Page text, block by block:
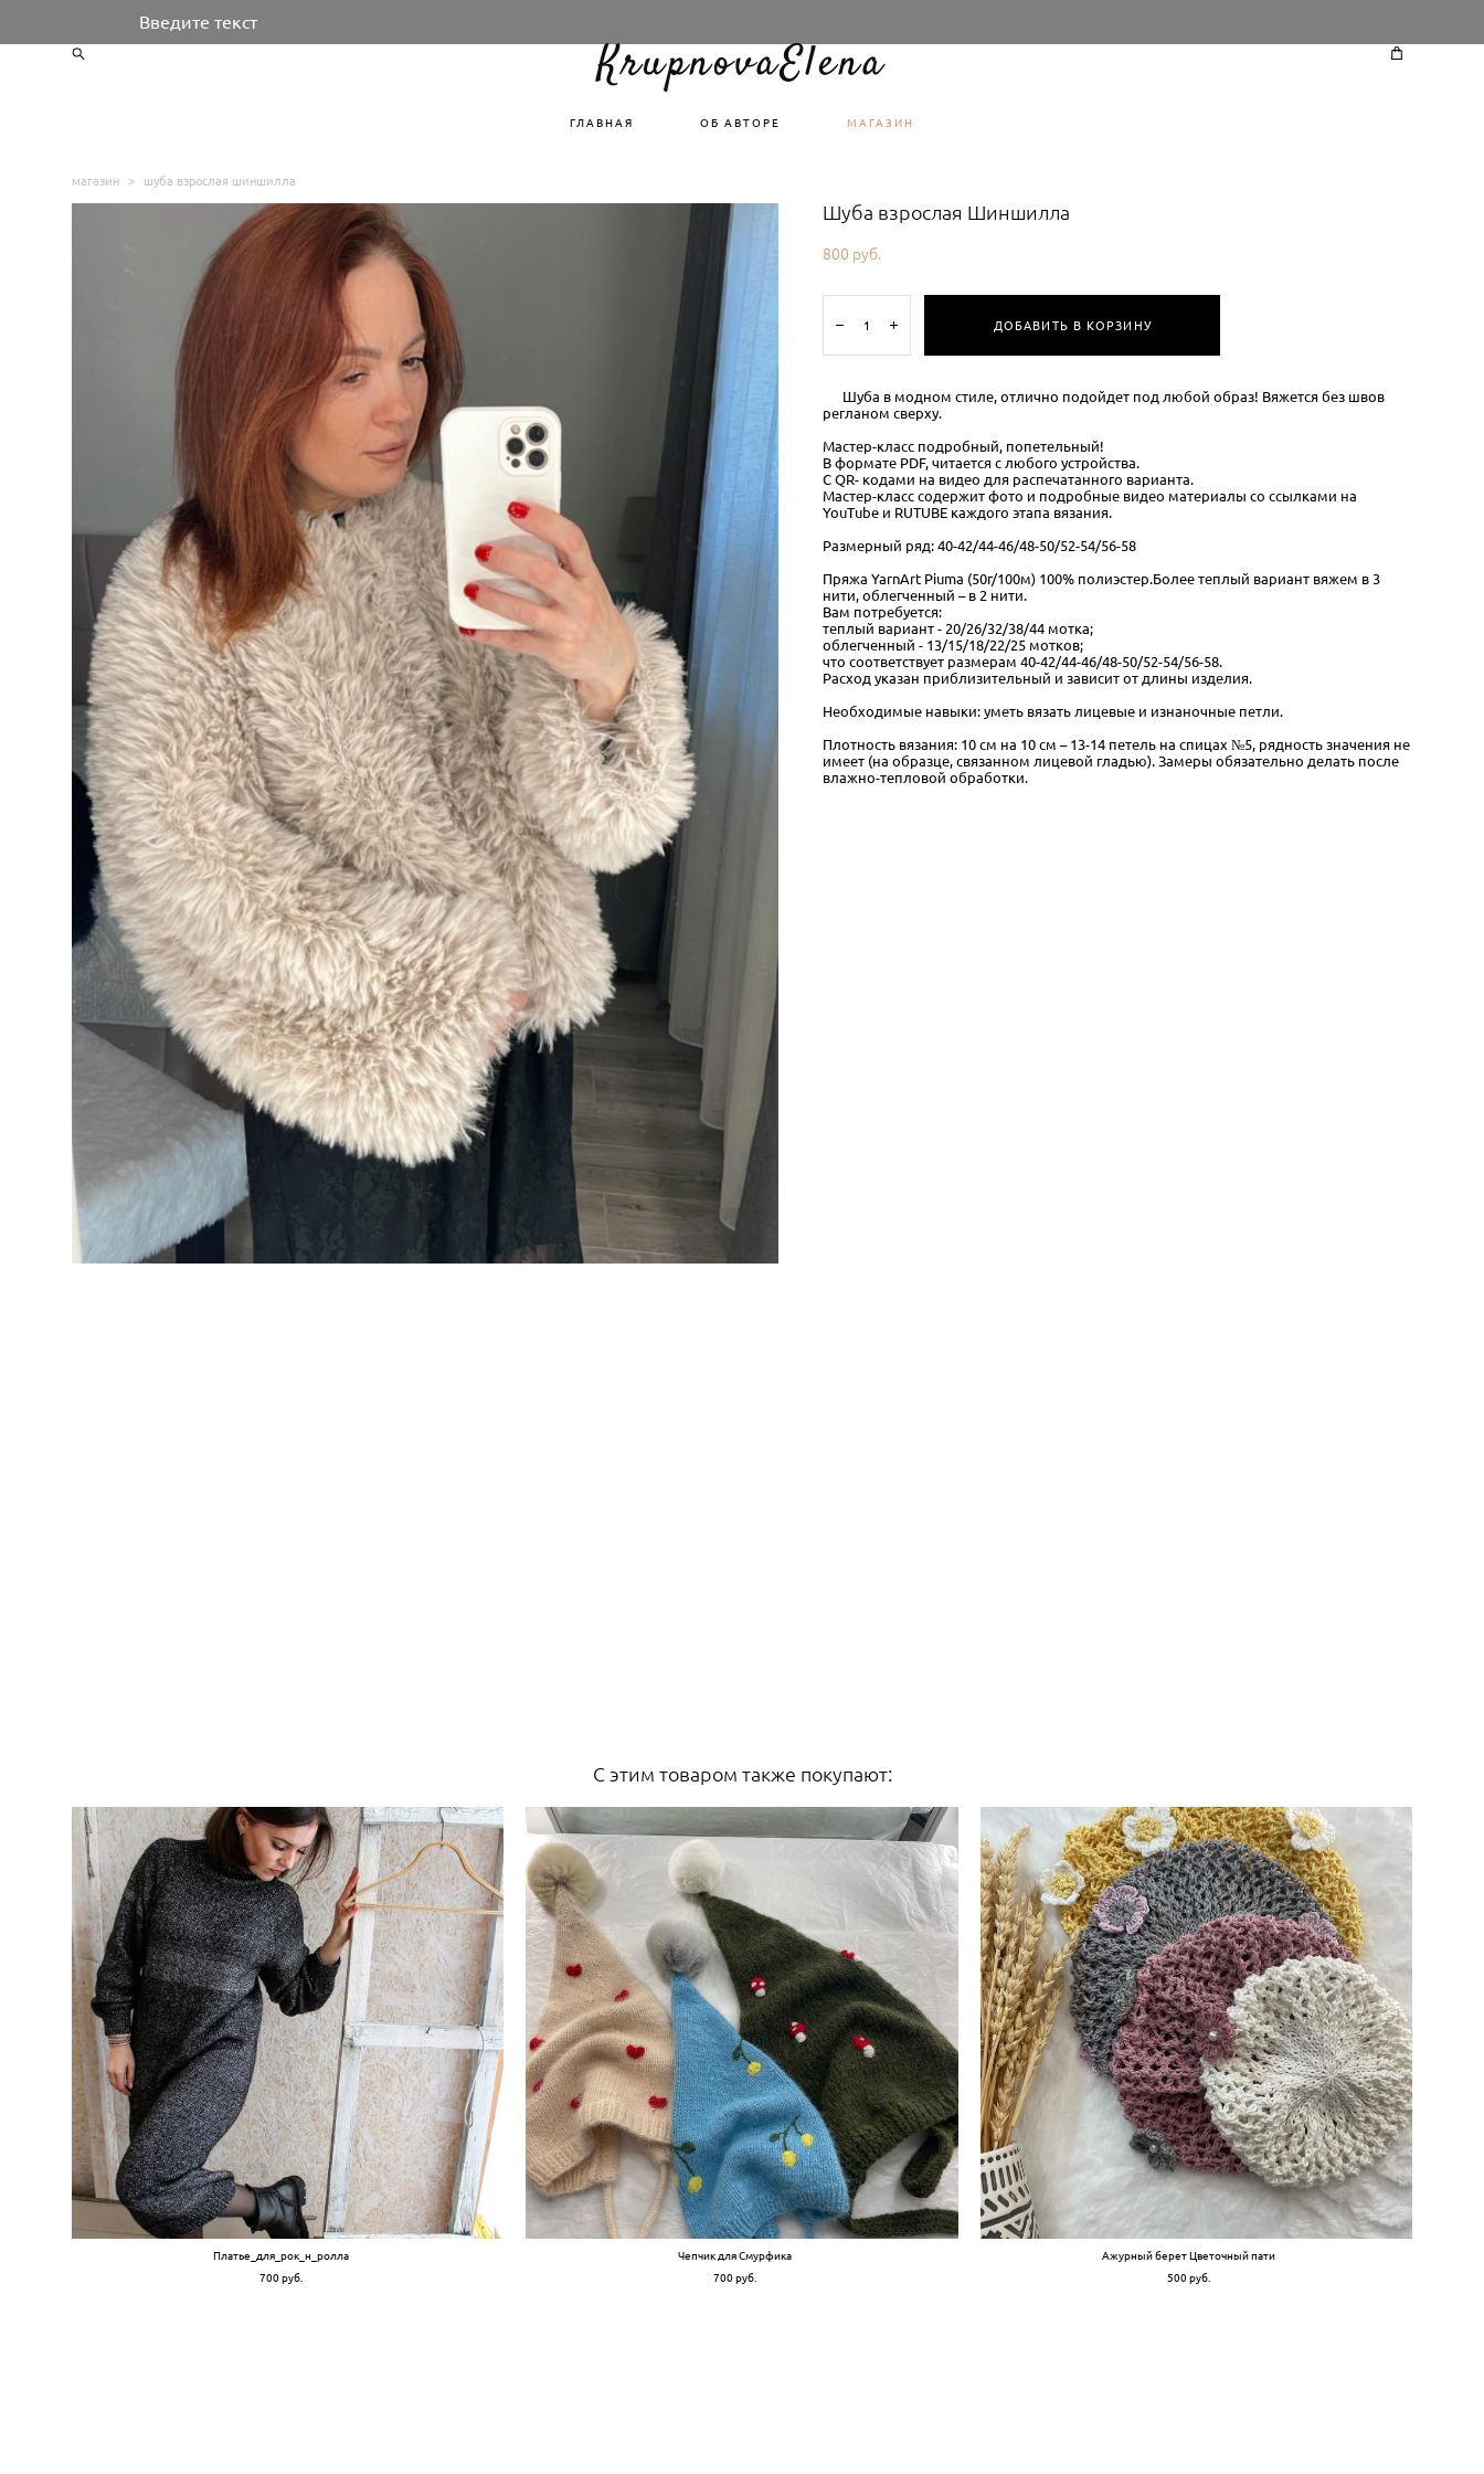
Введите текст
KrupnovaElena
ГЛАВНАЯ ОБ АВТОРЕ МАГАЗИН
магазин > шуба взрослая шиншилла
Шуба взрослая Шиншилла
800 pуб.
ДОБАВИТЬ В КОРЗИНУ
Шуба в модном стиле, отлично подойдет под любой образ! Вяжется без швов
регланом сверху.
Мастер-класс подробный, попетельный!
В формате PDF, читается с любого устройства.
С QR- кодами на видео для распечатанного варианта.
Мастер-класс содержит фото и подробные видео материалы со ссылками на
YouTube и RUTUBE каждого этапа вязания.
Размерный ряд: 40-42/44-46/48-50/52-54/56-58
Пряжа YarnArt Piuma (50г/100м) 100% полиэстер.Более теплый вариант вяжем в 3
нити, облегченный – в 2 нити.
Вам потребуется:
теплый вариант - 20/26/32/38/44 мотка;
облегченный - 13/15/18/22/25 мотков;
что соответствует размерам 40-42/44-46/48-50/52-54/56-58.
Расход указан приблизительный и зависит от длины изделия.
Необходимые навыки: уметь вязать лицевые и изнаночные петли.
Плотность вязания: 10 см на 10 см – 13-14 петель на спицах №5, рядность значения не
имеет (на образце, связанном лицевой гладью). Замеры обязательно делать после
влажно-тепловой обработки.
С этим товаром также покупают:
Платье_для_рок_н_ролла
700 pуб.
Чепчик для Смурфика
700 pуб.
Ажурный берет Цветочный пати
500 pуб.